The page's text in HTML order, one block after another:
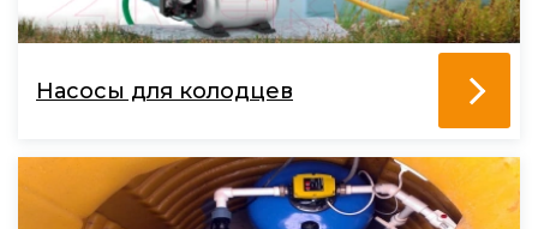
Насосы для колодцев